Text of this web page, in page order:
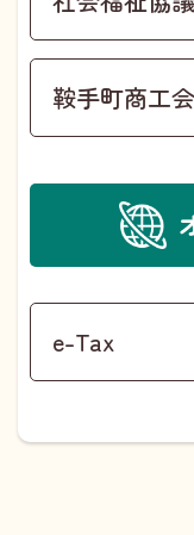
鞍手町商工会
e-Tax